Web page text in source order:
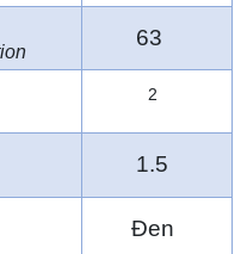
63
2
1.5
Đen